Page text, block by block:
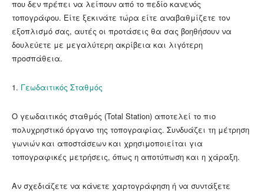
που δεν πρέπει να λείπουν από το πεδίο κανενός
τοπογράφου. Είτε ξεκινάτε τώρα είτε αναβαθμίζετε τον
εξοπλισμό σας, αυτές οι προτάσεις θα σας βοηθήσουν να
δουλεύετε με μεγαλύτερη ακρίβεια και λιγότερη
προσπάθεια.
1. Γεωδαιτικός Σταθμός
Ο γεωδαιτικός σταθμός (Total Station) αποτελεί το πιο
πολυχρηστικό όργανο της τοπογραφίας. Συνδυάζει τη μέτρηση
γωνιών και αποστάσεων και χρησιμοποιείται για
τοπογραφικές μετρήσεις, όπως η αποτύπωση και η χάραξη.
Αν σχεδιάζετε να κάνετε χαρτογράφηση ή να συντάξετε